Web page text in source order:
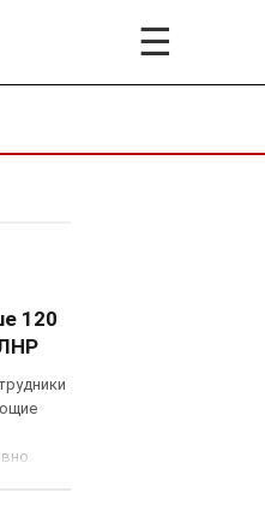
☰
120